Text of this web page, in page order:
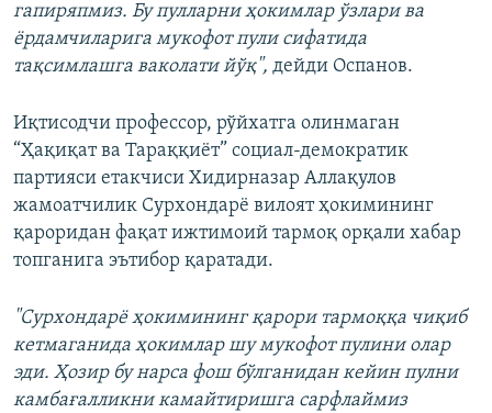
гапиряпмиз. Бу пулларни ҳокимлар ўзлари ва
ёрдамчиларига мукофот пули сифатида
тақсимлашга ваколати йўқ", дейди Оспанов.
Иқтисодчи профессор, рўйхатга олинмаган
“Ҳақиқат‌ ‌ва‌ ‌Тараққиёт”‌ социал-демократик
‌партияси‌ ‌етакчиси Хидирназар ‌Аллақулов
жамоатчилик Сурхондарё вилоят ҳокимининг
қароридан фақат ижтимоий тармоқ орқали хабар
топганига эътибор қаратади.
"Сурхондарё ҳокимининг қарори тармоққа чиқиб
кетмаганида ҳокимлар шу мукофот пулини олар
эди. Ҳозир бу нарса фош бўлганидан кейин пулни
камбағалликни камайтиришга сарфлаймиз